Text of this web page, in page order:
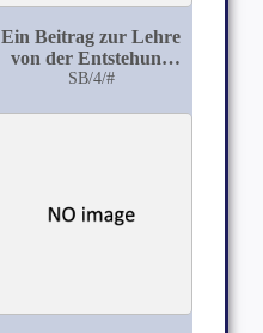
Ein Beitrag zur Lehre
von der Entstehung
der
SB/4/#